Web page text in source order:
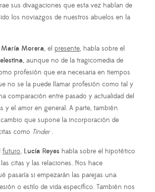
sus divagaciones que esta vez hablan de
los noviazgos de nuestros abuelos en la
María Morera, el presente, habla sobre el
, aunque no de la tragicomedia de
profesión que era necesaria en tiempos
no se la puede llamar profesión como tal y
comparación entre pasado y actualidad del
y el amor en general. A parte, también
que supone la incorporación de
como Tinder.
futuro, Lucía Reyes habla sobre el hipotético
citas y las relaciones. Nos hace
pasaría si empezarán las parejas una
o estilo de vida específico. También nos